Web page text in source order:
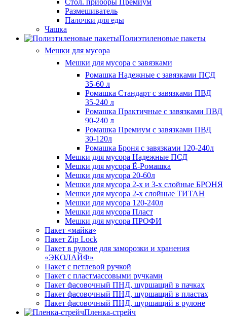
Размешиватель
Палочки для еды
Чашка
Полиэтиленовые пакеты
Мешки для мусора
Мешки для мусора с завязками
Ромашка Надежные с завязками ПСД
35-60 л
Ромашка Стандарт с завязками ПВД
35-240 л
Ромашка Практичные с завязками ПВД
90-240 л
Ромашка Премиум с завязками ПВД
30-120л
Ромашка Броня с завязками 120-240л
Мешки для мусора Надежные ПСД
Мешки для мусора Ё-Ромашка
Мешки для мусора 20-60л
Мешки для мусора 2-х и 3-х слойные БРОНЯ
Мешки для мусора 2-х слойные ТИТАН
Мешки для мусора 120-240л
Мешки для мусора Пласт
Мешки для мусора ПРОФИ
Пакет «майка»
Пакет Zip Lock
Пакет в рулоне для заморозки и хранения
«ЭКОЛАЙФ»
Пакет с петлевой ручкой
Пакет с пластмассовыми ручками
Пакет фасовочный ПНД, шуршащий в пачках
Пакет фасовочный ПНД, шуршащий в пластах
Пакет фасовочный ПНД, шуршащий в рулоне
Пленка-стрейч